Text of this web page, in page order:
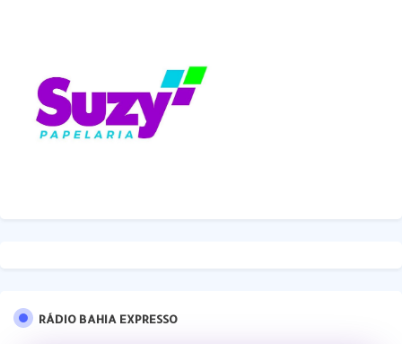
RÁDIO BAHIA EXPRESSO